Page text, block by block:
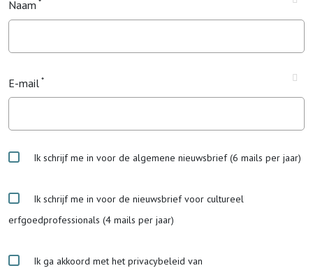
Naam
E-mail
Ik schrijf me in voor de algemene nieuwsbrief (6 mails per jaar)
Ik schrijf me in voor de nieuwsbrief voor cultureel
erfgoedprofessionals (4 mails per jaar)
Ik ga akkoord met het privacybeleid van